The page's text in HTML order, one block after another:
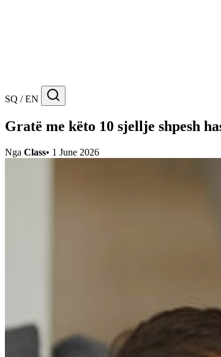
SQ / EN
Gratë me këto 10 sjellje shpesh
Nga Class• 1 June 2026